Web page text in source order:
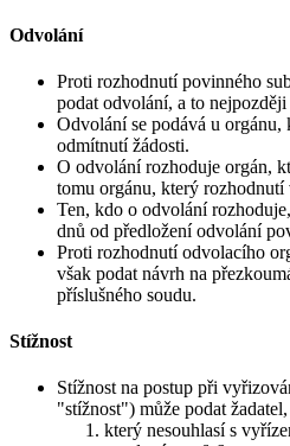
Odvolání
Proti rozhodnutí povinného
podat odvolání, a to
Odvolání se podává u
odmítnutí žádosti.
O odvolání rozhoduje orgán,
tomu orgánu, který
Ten, kdo o odvolání
dnů od předložení odvolání
Proti rozhodnutí odvolacího
však podat návrh na
příslušného soudu.
Stížnost
Stížnost na postup při
"stížnost") může podat žadatel,
který nesouhlasí s